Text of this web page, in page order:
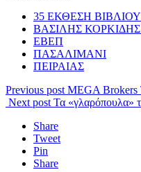
35 ΕΚΘΕΣΗ ΒΙΒΛΙΟΥ
ΒΑΣΙΛΗΣ
ΕΒΕΠ
ΠΑΣΑΛΙΜΑΝΙ
ΠΕΙΡΑΙΑΣ
Previous post MEGA Brokers
Next post Τα «γλαρόπουλα»
Share
Tweet
Pin
Share